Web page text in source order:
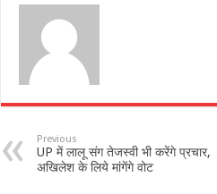
Previous
UP में लालू संग तेजस्वी भी करेंगे प्रचार,
अखिलेश के लिये मांगेंगे वोट